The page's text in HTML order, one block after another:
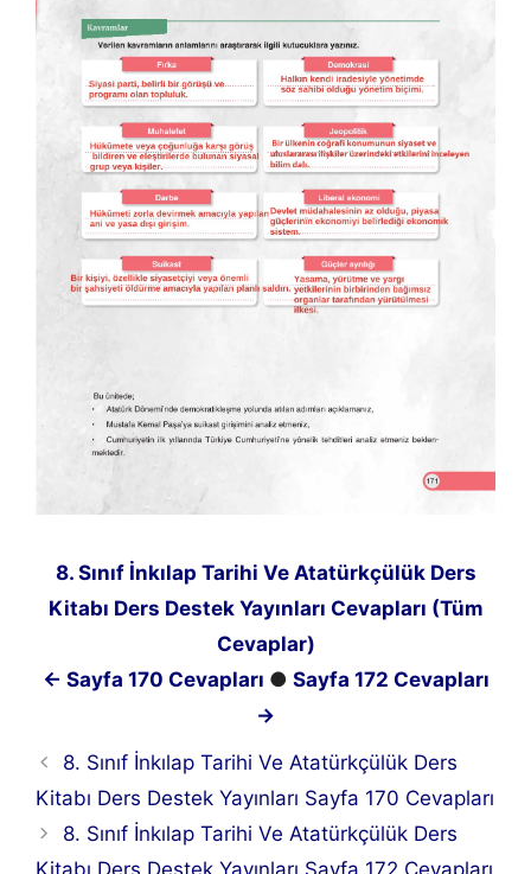
8. Sınıf İnkılap Tarihi Ve Atatürkçülük Ders
Kitabı Ders Destek Yayınları Cevapları (Tüm
Cevaplar)
← Sayfa 170 Cevapları ● Sayfa 172 Cevapları
→
8. Sınıf İnkılap Tarihi Ve Atatürkçülük Ders
Kitabı Ders Destek Yayınları Sayfa 170 Cevapları
8. Sınıf İnkılap Tarihi Ve Atatürkçülük Ders